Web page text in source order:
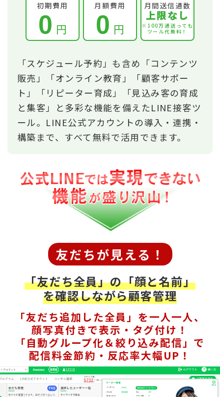
初期費用
0 円
月額費用
0 円
月間送信通数
上限なし
※100万通送っても
ツール代無料！
「スケジュール予約」も含め「コンテンツ
販売」「オンライン教育」「顧客サポー
ト」「リピーター育成」「見込み客の育成
と集客」と多彩な機能を備えたLINE接客ツ
ール。LINE公式アカウントの導入・連携・
構築まで、すべて無料で活用できます。
友だちが見える！
「友だち全員」の「顔と名前」
を確認しながら顧客管理
「友だち追加した全員」を一人一人、
顔写真付きで表示・タグ付け！
「自動グループ化＆絞り込み配信」で
配信料金節約・反応率大幅UP！